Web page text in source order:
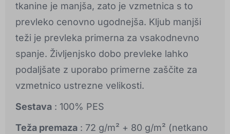
tkanine je manjša, zato je vzmetnica s to
prevleko cenovno ugodnejša. Kljub manjši
teži je prevleka primerna za vsakodnevno
spanje. Življenjsko dobo prevleke lahko
podaljšate z uporabo primerne zaščite za
vzmetnico ustrezne velikosti.
Sestava : 100% PES
Teža premaza : 72 g/m² + 80 g/m² (netkano